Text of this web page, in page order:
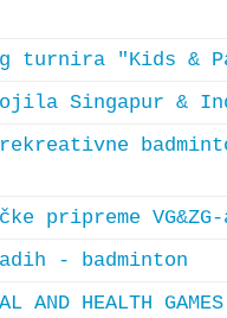
turnira "Kids &
Singapur &
pripreme
- badminton
AND HEALTH